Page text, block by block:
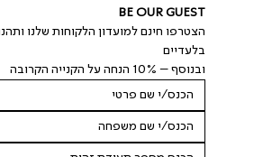
BE OUR GUEST
בלעדיים
ובנוסף – 10% הנחה על הקנייה הקרובה